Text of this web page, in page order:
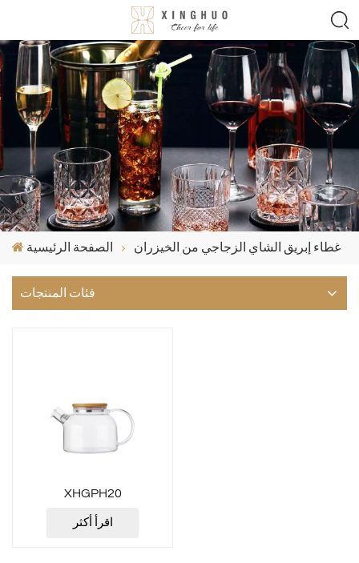
الصفحة الرئيسية غطاء إبريق الشاي الزجاجي من الخيزران
فئات المنتجات
XHGPH20
اقرأ أكثر